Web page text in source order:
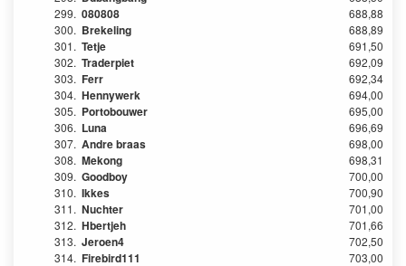
299. 080808
688,88
300. Brekeling
688,89
301. Tetje
691,50
302. Traderpiet
692,09
303. Ferr
692,34
304. Hennywerk
694,00
305. Portobouwer
695,00
306. Luna
696,69
307. Andre braas
698,00
308. Mekong
698,31
309. Goodboy
700,00
310. Ikkes
700,90
311. Nuchter
701,00
312. Hbertjeh
701,66
313. Jeroen4
702,50
314. Firebird111
703,00